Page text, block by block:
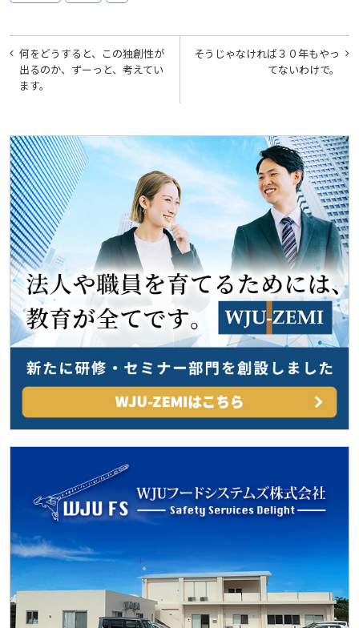
投
稿
ナ
ゲ
ー
シ
ョ
ン
そうじゃなければ３０年もやっ
てないわけで。
何をどうすると、この独創性が
出るのか、ずーっと、考えてい
ます。